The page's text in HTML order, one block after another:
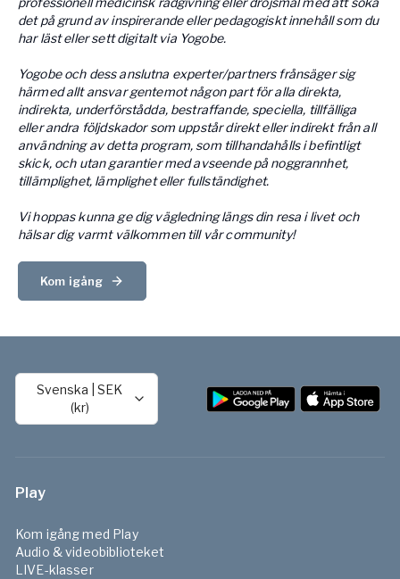
det på grund av inspirerande eller pedagogiskt innehåll som du
har läst eller sett digitalt via Yogobe.
Yogobe och dess anslutna experter/partners frånsäger sig
härmed allt ansvar gentemot någon part för alla direkta,
indirekta, underförstådda, bestraffande, speciella, tillfälliga
eller andra följdskador som uppstår direkt eller indirekt från all
användning av detta program, som tillhandahålls i befintligt
skick, och utan garantier med avseende på noggrannhet,
tillämplighet, lämplighet eller fullständighet.
Vi hoppas kunna ge dig vägledning längs din resa i livet och
hälsar dig varmt välkommen till vår community!
Kom igång
Svenska |SEK
(kr)
Play
Kom igång med Play
Audio & videobiblioteket
LIVE-klasser